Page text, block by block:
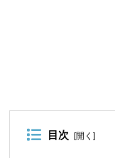
目次 [開く ]